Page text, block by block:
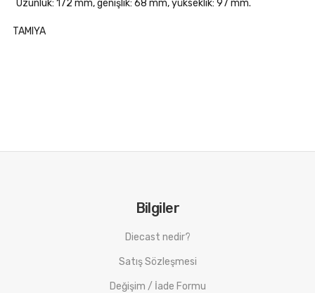
Uzunluk: 172 mm, genişlik: 68 mm, yükseklik: 97 mm.
TAMIYA
Bilgiler
Diecast nedir?
Satış Sözleşmesi
Değişim / İade Formu